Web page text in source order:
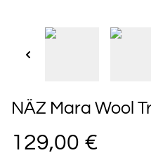
NÄZ Mara Wool
129,00 €